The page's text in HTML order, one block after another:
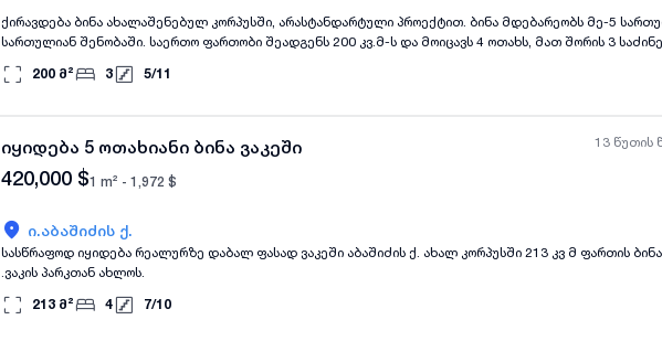
ქირავდება ბინა ახალაშენებულ კორპუსში, არასტანდარტული პროექტით. ბინა მდებარეობს მე-5
სართულიან შენობაში. საერთო ფართობი შეადგენს 200 კვ.მ-ს და მოიცავს 4 ოთახს, მათ შორის 3
კომფორტი, რაც იდეალურია ოჯახისთვის ან მათთვის, ვისაც სურს მეტი სივრცე და თავისუფლება. ბინას არ
200 მ² 3 5/11
13 წუთის
იყიდება 5 ოთახიანი ბინა ვაკეში
420,000 $1 m² - 1,972 $
ი.აბაშიძის ქ.
სასწრაფოდ იყიდება რეალურზე დაბალ ფასად ვაკეში აბაშიძის ქ. ახალ კორპუსში 213 კვ მ ფართის
.ვაკის პარკთან ახლოს.
213 მ² 4 7/10